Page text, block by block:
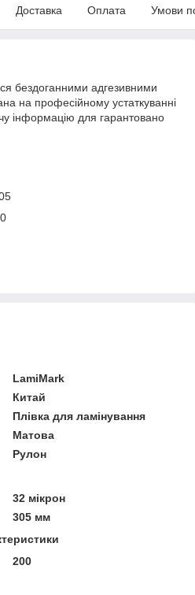
Доставка Оплата Умови
бездоганними адгезивними
на професійному устаткуванні
інформацію для гарантовано
LamiMark
Китай
Плівка для ламінування
Матова
Рулон
32 мікрон
305 мм
200